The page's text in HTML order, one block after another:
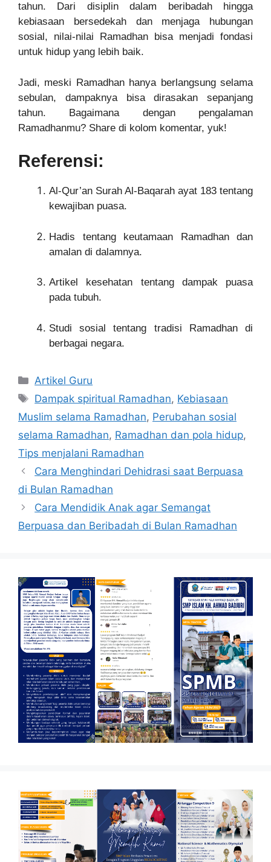
tahun. Dari disiplin dalam beribadah hingga
kebiasaan bersedekah dan menjaga hubungan
sosial, nilai-nilai Ramadhan bisa menjadi fondasi
untuk hidup yang lebih baik.
Jadi, meski Ramadhan hanya berlangsung selama
sebulan, dampaknya bisa dirasakan sepanjang
tahun. Bagaimana dengan pengalaman
Ramadhanmu? Share di kolom komentar, yuk!
Referensi:
Al-Qur’an Surah Al-Baqarah ayat 183 tentang
kewajiban puasa.
Hadis tentang keutamaan Ramadhan dan
amalan di dalamnya.
Artikel kesehatan tentang dampak puasa
pada tubuh.
Studi sosial tentang tradisi Ramadhan di
berbagai negara.
Artikel Guru
Dampak spiritual Ramadhan, Kebiasaan
Muslim selama Ramadhan, Perubahan sosial
selama Ramadhan, Ramadhan dan pola hidup,
Tips menjalani Ramadhan
Cara Menghindari Dehidrasi saat Berpuasa
di Bulan Ramadhan
Cara Mendidik Anak agar Semangat
Berpuasa dan Beribadah di Bulan Ramadhan